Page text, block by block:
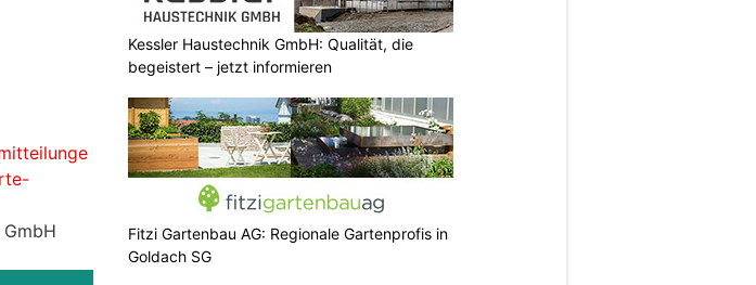
Kessler Haustechnik GmbH: Qualität, die
begeistert – jetzt informieren
Fitzi Gartenbau AG: Regionale Gartenprofis in
Goldach SG